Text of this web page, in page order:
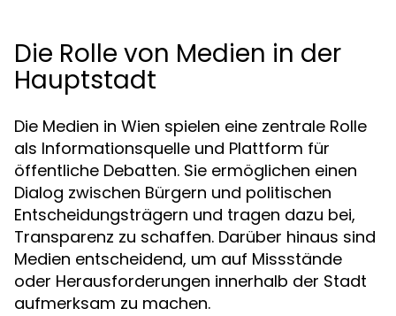
Die Rolle von Medien in der
Hauptstadt
Die Medien in Wien spielen eine zentrale Rolle
als Informationsquelle und Plattform für
öffentliche Debatten. Sie ermöglichen einen
Dialog zwischen Bürgern und politischen
Entscheidungsträgern und tragen dazu bei,
Transparenz zu schaffen. Darüber hinaus sind
Medien entscheidend, um auf Missstände
oder Herausforderungen innerhalb der Stadt
aufmerksam zu machen.